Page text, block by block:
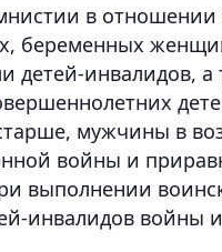
в
беременных
детей-инвалидов,
мужчины в
войны и
выполнении
инвалидов войны